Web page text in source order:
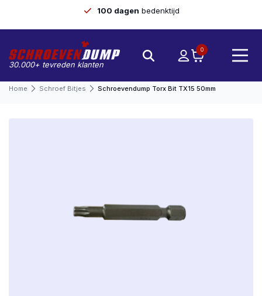
100 dagen bedenktijd
30.000+ tevreden klanten
0
Home Schroef Bitjes Schroevendump Torx Bit TX15 50mm